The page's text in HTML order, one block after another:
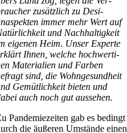
zusätz­lich zu Desi­
immer mehr Wert auf
und Nach­hal­tig­keit
eige­nen Heim. Unser Exper­te
Ihnen, wel­che hoch­wer­ti­
Mate­ria­li­en und Far­ben
sind, die Wohn­ge­sund­heit
Gemüt­lich­keit bie­ten und
auch noch gut aus­se­hen.
Pan­de­mie­zei­ten gab es bedingt
die äuße­ren Umstän­de einen